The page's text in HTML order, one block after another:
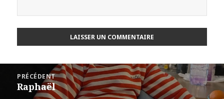
l’article
PRÉCÉDENT
Article
Raphaël